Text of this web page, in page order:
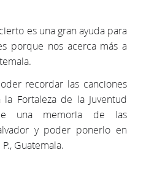
es una gran ayuda para
porque nos acerca más a
recordar las canciones
Fortaleza de la Juventud
una memoria de las
y poder ponerlo en
Guatemala.